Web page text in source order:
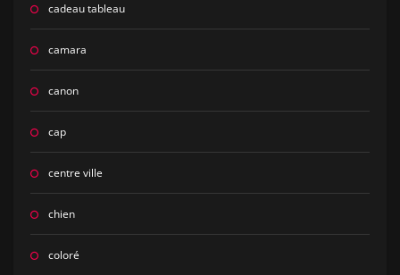
cadeau tableau
camara
canon
cap
centre ville
chien
coloré